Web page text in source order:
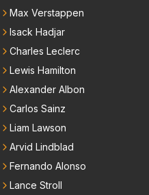
Max Verstappen
Isack Hadjar
Charles Leclerc
Lewis Hamilton
Alexander Albon
Carlos Sainz
Liam Lawson
Arvid Lindblad
Fernando Alonso
Lance Stroll